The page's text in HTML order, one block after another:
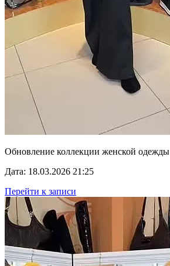
Обновление коллекции женской одежды
Дата: 18.03.2026 21:25
Перейти к записи